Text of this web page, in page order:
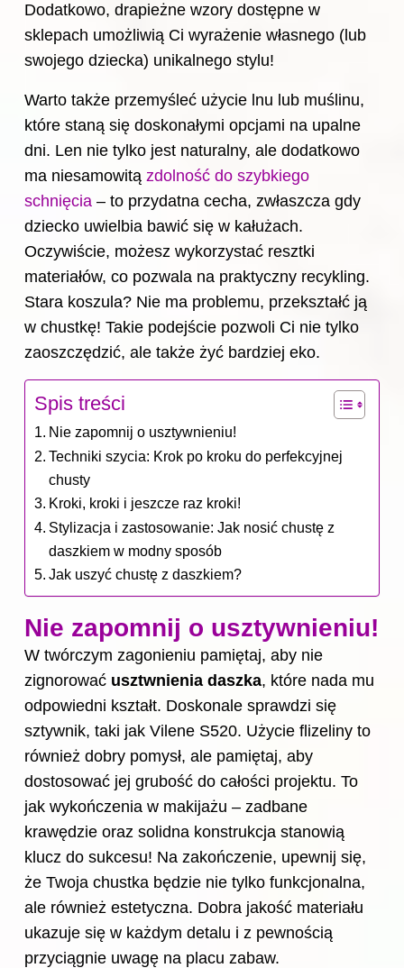
Dodatkowo, drapieżne wzory dostępne w
sklepach umożliwią Ci wyrażenie własnego (lub
swojego dziecka) unikalnego stylu!
Warto także przemyśleć użycie lnu lub muślinu,
które staną się doskonałymi opcjami na upalne
dni. Len nie tylko jest naturalny, ale dodatkowo
ma niesamowitą zdolność do szybkiego
schnięcia – to przydatna cecha, zwłaszcza gdy
dziecko uwielbia bawić się w kałużach.
Oczywiście, możesz wykorzystać resztki
materiałów, co pozwala na praktyczny recykling.
Stara koszula? Nie ma problemu, przekształć ją
w chustkę! Takie podejście pozwoli Ci nie tylko
zaoszczędzić, ale także żyć bardziej eko.
Spis treści
Nie zapomnij o usztywnieniu!
Techniki szycia: Krok po kroku do perfekcyjnej
chusty
Kroki, kroki i jeszcze raz kroki!
Stylizacja i zastosowanie: Jak nosić chustę z
daszkiem w modny sposób
Jak uszyć chustę z daszkiem?
Nie zapomnij o usztywnieniu!
W twórczym zagonieniu pamiętaj, aby nie
zignorować usztwnienia daszka, które nada mu
odpowiedni kształt. Doskonale sprawdzi się
sztywnik, taki jak Vilene S520. Użycie flizeliny to
również dobry pomysł, ale pamiętaj, aby
dostosować jej grubość do całości projektu. To
jak wykończenia w makijażu – zadbane
krawędzie oraz solidna konstrukcja stanowią
klucz do sukcesu! Na zakończenie, upewnij się,
że Twoja chustka będzie nie tylko funkcjonalna,
ale również estetyczna. Dobra jakość materiału
ukazuje się w każdym detalu i z pewnością
przyciągnie uwagę na placu zabaw.